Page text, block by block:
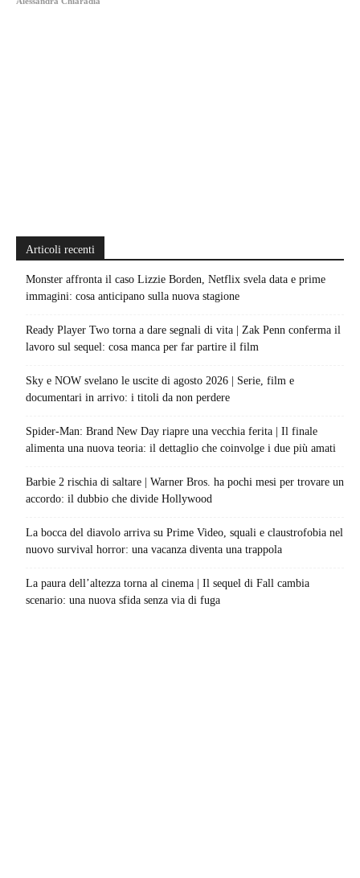
Articoli recenti
Monster affronta il caso Lizzie Borden, Netflix svela data e prime
immagini: cosa anticipano sulla nuova stagione
Ready Player Two torna a dare segnali di vita | Zak Penn conferma il
lavoro sul sequel: cosa manca per far partire il film
Sky e NOW svelano le uscite di agosto 2026 | Serie, film e
documentari in arrivo: i titoli da non perdere
Spider-Man: Brand New Day riapre una vecchia ferita | Il finale
alimenta una nuova teoria: il dettaglio che coinvolge i due più amati
Barbie 2 rischia di saltare | Warner Bros. ha pochi mesi per trovare un
accordo: il dubbio che divide Hollywood
La bocca del diavolo arriva su Prime Video, squali e claustrofobia nel
nuovo survival horror: una vacanza diventa una trappola
La paura dell’altezza torna al cinema | Il sequel di Fall cambia
scenario: una nuova sfida senza via di fuga